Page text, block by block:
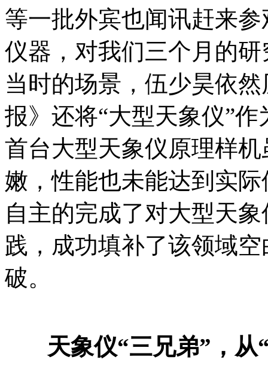
等一批外宾也闻讯赶来
仪器，对我们三个月的
当时的场景，伍少昊依
报》还将“大型天象仪”
首台大型天象仪原理样
嫩，性能也未能达到实
自主的完成了对大型天
践，成功填补了该领域
破。
天象仪“三兄弟”，